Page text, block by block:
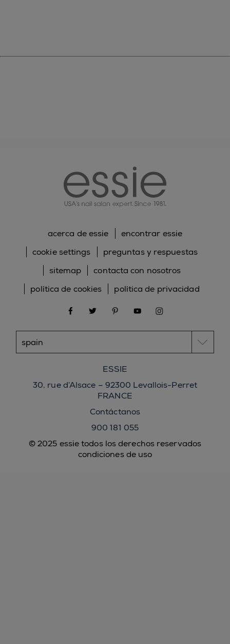
© 2025 essie todos los derechos reservados
condiciones de uso
acerca de essie
encontrar essie
cookie settings
preguntas y respuestas
sitemap
contacta con nosotros
política de cookies
política de privacidad
facebooktwitter pinterestyoutubeinstagram
ESSIE
30, rue d’Alsace – 92300 Levallois-Perret
FRANCE
Contáctanos
900 181 055